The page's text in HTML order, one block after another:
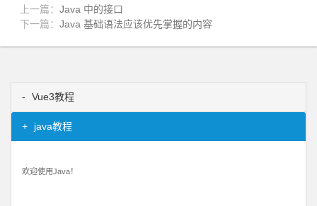
上一篇： Java 中的接口
下一篇： Java 基础语法应该优先掌握的内容
Vue3教程
java教程
欢迎使用Java！